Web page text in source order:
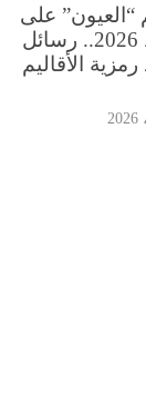
على
فوج ضباط 2026.. رسائل
الأقاليم